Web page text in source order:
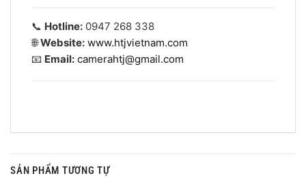
📞 Hotline: 0947 268 338
🌐Website: www.htjvietnam.com
📧 Email: camerahtj@gmail.com
SẢN PHẨM TƯƠNG TỰ